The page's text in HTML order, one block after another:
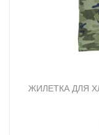
ЖИЛЕТКА ДЛЯ